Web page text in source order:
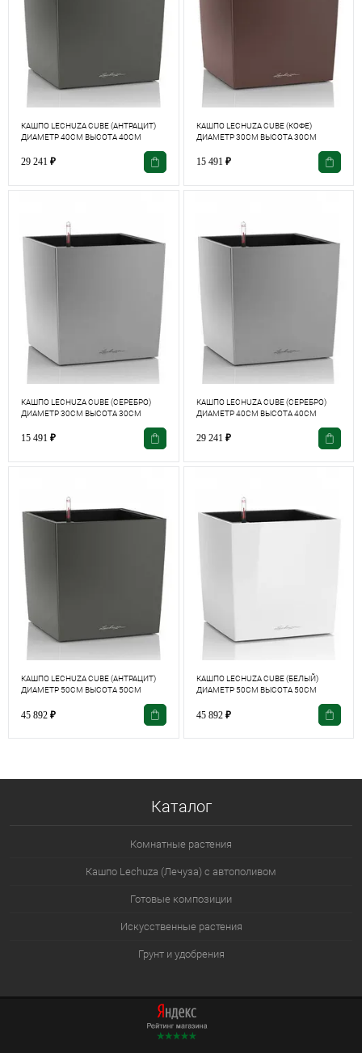
КАШПО LECHUZA CUBE (АНТРАЦИТ)
ДИАМЕТР 40СМ ВЫСОТА 40СМ
29 241 ₽
КАШПО LECHUZA CUBE (КОФЕ)
ДИАМЕТР 30СМ ВЫСОТА 30СМ
15 491 ₽
КАШПО LECHUZA CUBE (СЕРЕБРО)
ДИАМЕТР 30СМ ВЫСОТА 30СМ
15 491 ₽
КАШПО LECHUZA CUBE (СЕРЕБРО)
ДИАМЕТР 40СМ ВЫСОТА 40СМ
29 241 ₽
КАШПО LECHUZA CUBE (АНТРАЦИТ)
ДИАМЕТР 50СМ ВЫСОТА 50СМ
45 892 ₽
КАШПО LECHUZA CUBE (БЕЛЫЙ)
ДИАМЕТР 50СМ ВЫСОТА 50СМ
45 892 ₽
Каталог
Комнатные растения
Кашпо Lechuza (Лечуза) с автополивом
Готовые композиции
Искусственные растения
Грунт и удобрения